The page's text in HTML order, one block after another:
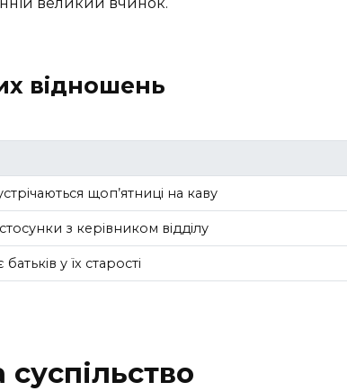
великий вчинок.
відношень
щоп’ятниці на каву
з керівником відділу
у їх старості